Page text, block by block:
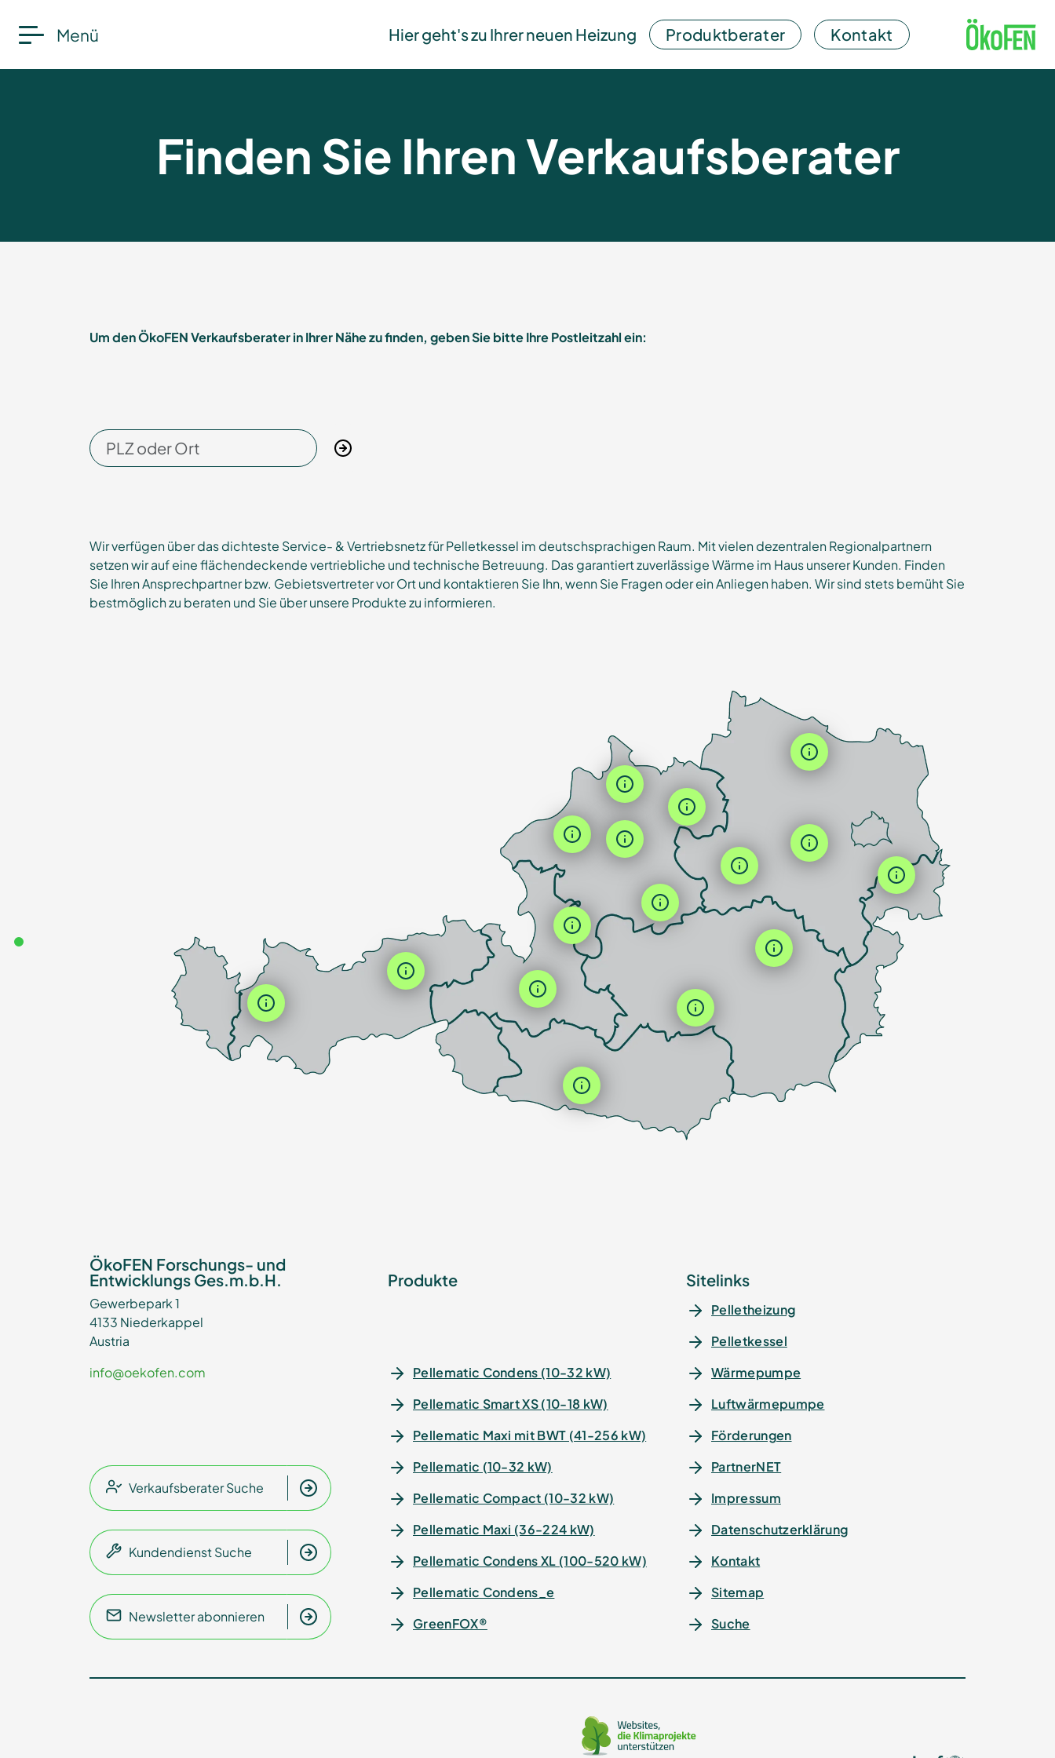
Menü Hier geht's zu Ihrer neuen Heizung Produktberater Kontakt
Finden Sie Ihren Verkaufsberater
Um den ÖkoFEN Verkaufsberater in Ihrer Nähe zu finden, geben Sie bitte Ihre Postleitzahl ein:
Wir verfügen über das dichteste Service- & Vertriebsnetz für Pelletkessel im deutschsprachigen Raum. Mit vielen dezentralen Regionalpartnern
setzen wir auf eine flächendeckende vertriebliche und technische Betreuung. Das garantiert zuverlässige Wärme im Haus unserer Kunden. Finden
Sie Ihren Ansprechpartner bzw. Gebietsvertreter vor Ort und kontaktieren Sie Ihn, wenn Sie Fragen oder ein Anliegen haben. Wir sind stets bemüht Sie
bestmöglich zu beraten und Sie über unsere Produkte zu informieren.
ÖkoFEN Forschungs- und
Entwicklungs Ges.m.b.H.
Gewerbepark 1
4133 Niederkappel
Austria
info@oekofen.com
Verkaufsberater Suche
Kundendienst Suche
Newsletter abonnieren
Produkte
Pellematic Condens (10-32 kW)
Pellematic Smart XS (10-18 kW)
Pellematic Maxi mit BWT (41-256 kW)
Pellematic (10-32 kW)
Pellematic Compact (10-32 kW)
Pellematic Maxi (36-224 kW)
Pellematic Condens XL (100-520 kW)
Pellematic Condens_e
GreenFOX®
Sitelinks
Pelletheizung
Pelletkessel
Wärmepumpe
Luftwärmepumpe
Förderungen
PartnerNET
Impressum
Datenschutz­erklärung
Kontakt
Sitemap
Suche